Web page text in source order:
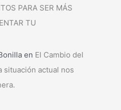
PARA SER MÁS
TU
en El Cambio del
situación actual nos